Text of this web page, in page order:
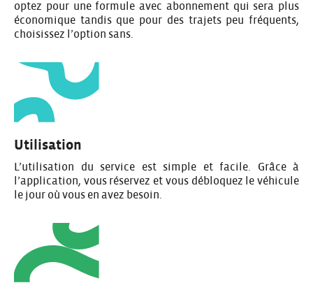
optez pour une formule avec abonnement qui sera plus
économique tandis que pour des trajets peu fréquents,
choisissez l’option sans.
Utilisation
L’utilisation du service est simple et facile. Grâce à
l’application, vous réservez et vous débloquez le véhicule
le jour où vous en avez besoin.